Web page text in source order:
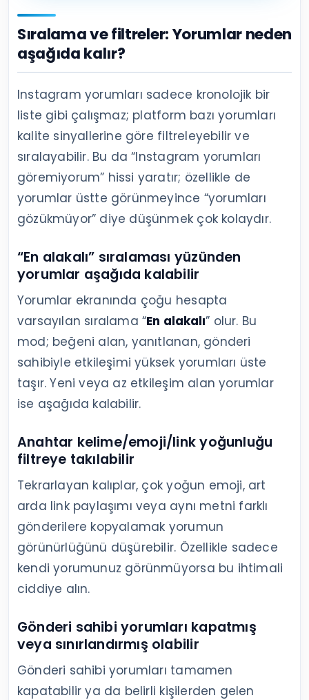
Sıralama ve filtreler: Yorumlar neden
aşağıda kalır?
Instagram yorumları sadece kronolojik bir
liste gibi çalışmaz; platform bazı yorumları
kalite sinyallerine göre filtreleyebilir ve
sıralayabilir. Bu da “Instagram yorumları
göremiyorum” hissi yaratır; özellikle de
yorumlar üstte görünmeyince “yorumları
gözükmüyor” diye düşünmek çok kolaydır.
“En alakalı” sıralaması yüzünden
yorumlar aşağıda kalabilir
Yorumlar ekranında çoğu hesapta
varsayılan sıralama “En alakalı” olur. Bu
mod; beğeni alan, yanıtlanan, gönderi
sahibiyle etkileşimi yüksek yorumları üste
taşır. Yeni veya az etkileşim alan yorumlar
ise aşağıda kalabilir.
Anahtar kelime/emoji/link yoğunluğu
filtreye takılabilir
Tekrarlayan kalıplar, çok yoğun emoji, art
arda link paylaşımı veya aynı metni farklı
gönderilere kopyalamak yorumun
görünürlüğünü düşürebilir. Özellikle sadece
kendi yorumunuz görünmüyorsa bu ihtimali
ciddiye alın.
Gönderi sahibi yorumları kapatmış
veya sınırlandırmış olabilir
Gönderi sahibi yorumları tamamen
kapatabilir ya da belirli kişilerden gelen